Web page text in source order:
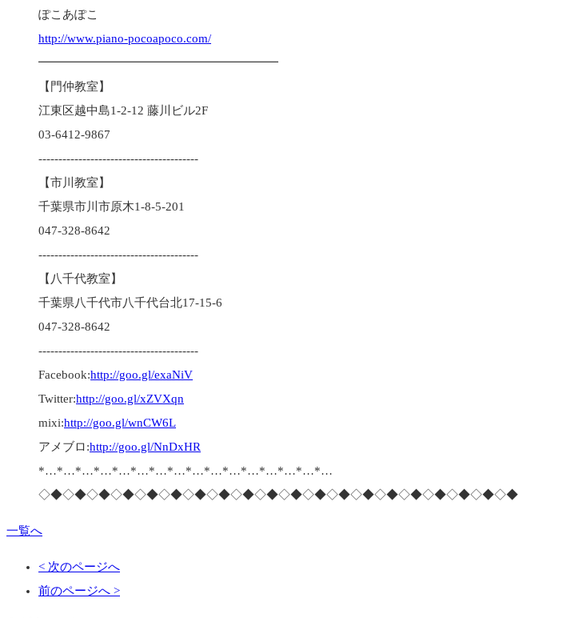
ぽこあぽこ
http://www.piano-pocoapoco.com/
━━━━━━━━━━━━━━━━━━━━
【門仲教室】
江東区越中島1-2-12 藤川ビル2F
03-6412-9867
----------------------------------------
【市川教室】
千葉県市川市原木1-8-5-201
047-328-8642
----------------------------------------
【八千代教室】
千葉県八千代市八千代台北17-15-6
047-328-8642
----------------------------------------
Facebook:http://goo.gl/exaNiV
Twitter:http://goo.gl/xZVXqn
mixi:http://goo.gl/wnCW6L
アメブロ:http://goo.gl/NnDxHR
*…*…*…*…*…*…*…*…*…*…*…*…*…*…*…*…
◇◆◇◆◇◆◇◆◇◆◇◆◇◆◇◆◇◆◇◆◇◆◇◆◇◆◇◆◇◆◇◆◇◆◇◆◇◆◇◆
一覧へ
< 次のページへ
前のページへ >